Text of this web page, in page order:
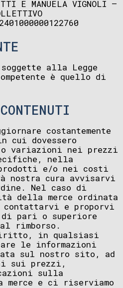
E MANUELA VIGNOLI –
alla Legge
è quello di
costantemente
dovessero
variazioni nei prezzi
nella
e/o nei costi
nostra cura avvisarvi
Nel caso di
della merce ordinata
contattarvi e proporvi
pari o superiore
rimborso.
in qualsiasi
le informazioni
sul nostro sito, ad
sui prezzi,
sulla
e ci riserviamo